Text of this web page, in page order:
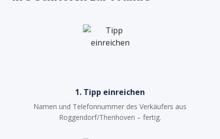
1. Tipp einreichen
Namen und Telefonnummer des Verkäufers aus
Roggendorf/Thenhoven – fertig.